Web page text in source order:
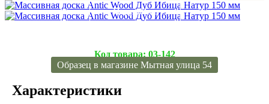
Подробнее
Подробнее
Код товара: 03-142
Образец в магазине Мытная улица 54
Характеристики